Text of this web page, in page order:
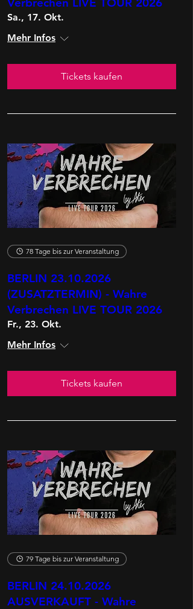
Sa., 17. Okt.
Mehr Infos
Tickets kaufen
78 Tage bis zur Veranstaltung
BERLIN 23.10.2026
(ZUSATZTERMIN) - Wahre
Verbrechen LIVE TOUR 2026
Fr., 23. Okt.
Mehr Infos
Tickets kaufen
79 Tage bis zur Veranstaltung
BERLIN 24.10.2026
AUSVERKAUFT - Wahre